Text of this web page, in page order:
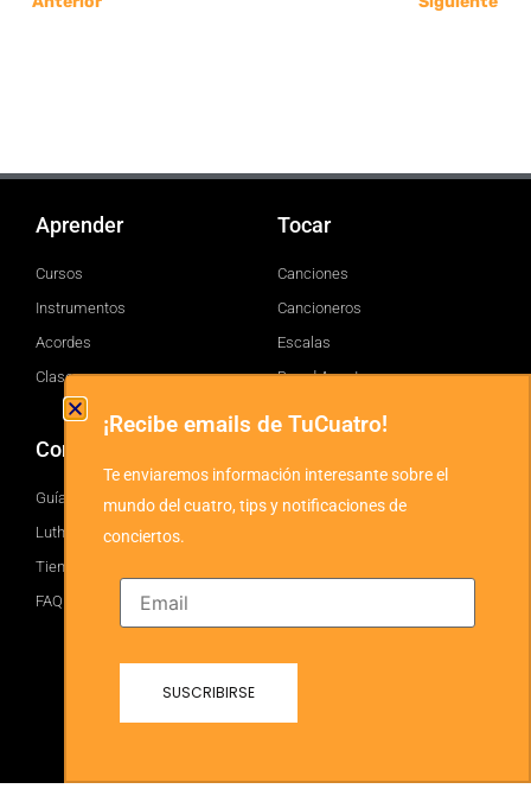
Aprender
Cursos
Instrumentos
Acordes
Clases
Tocar
Canciones
Cancioneros
Escalas
Brand Assets
Comprar
Guía
Luthiers
Tienda
FAQ
Facebook
© 2026 TuCuatro Corp. All rights Reserved.
¡Recibe emails de TuCuatro!
Te enviaremos información interesante sobre el
mundo del cuatro, tips y notificaciones de
conciertos.